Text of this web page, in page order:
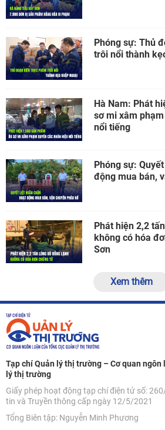
Phóng sự: Thủ
trôi nổi thành
Hà Nam: Phát
sơ mi xâm
nổi tiếng
Phóng sự:
động mua bán,
Phát hiện 2,2
không có hóa
Sơn
Xem thêm
Tạp chí Quản lý thị trường – Cơ quan ngôn
lý thị trường
Giấy phép hoạt động tạp chí điện tử số:
tin và Truyền thông cấp ngày 12/5/2021
Tổng Biên tập: Nguyễn Minh Phương